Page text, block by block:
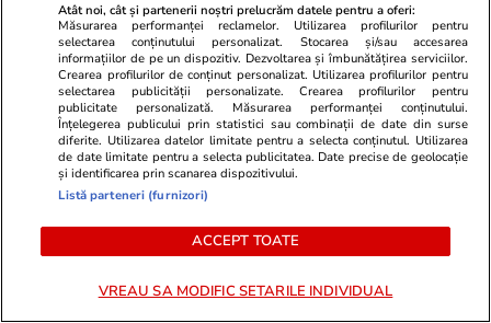
GSP.ro
Marea rivală a Simonei Halep, de
nerecunoscut pe plajele din
Grecia
doctorul
Atât noi, cât și partenerii noștri prelucrăm datele pentru a oferi:
Măsurarea performanței reclamelor. Utilizarea profilurilor pentru
selectarea conținutului personalizat. Stocarea și/sau accesarea
informațiilor de pe un dispozitiv. Dezvoltarea și îmbunătățirea serviciilor.
Crearea profilurilor de conținut personalizat. Utilizarea profilurilor pentru
selectarea publicității personalizate. Crearea profilurilor pentru
publicitate personalizată. Măsurarea performanței conținutului.
Înțelegerea publicului prin statistici sau combinații de date din surse
diferite. Utilizarea datelor limitate pentru a selecta conținutul. Utilizarea
de date limitate pentru a selecta publicitatea. Date precise de geolocație
și identificarea prin scanarea dispozitivului.
Listă parteneri (furnizori)
ACCEPT TOATE
VREAU SA MODIFIC SETARILE INDIVIDUAL